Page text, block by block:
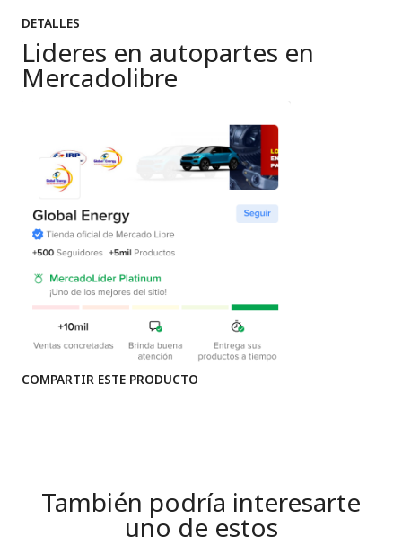
DETALLES
Lideres en autopartes en
Mercadolibre
COMPARTIR ESTE PRODUCTO
También podría interesarte
uno de estos